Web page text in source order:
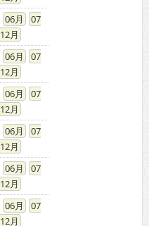
06
07
12
06
07
12
06
07
12
06
07
12
06
07
12
06
07
12